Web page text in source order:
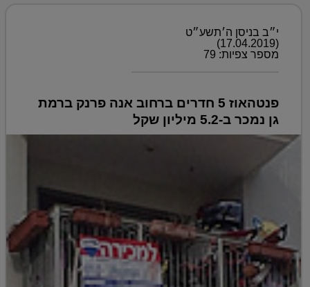
י״ב בניסן ה׳תשע״ט
(17.04.2019)
מספר צפיות: 79
פנטהאוז 5 חדרים ברחוב אנה פרנק ברמת
גן נמכר ב-5.2 מיליון שקל